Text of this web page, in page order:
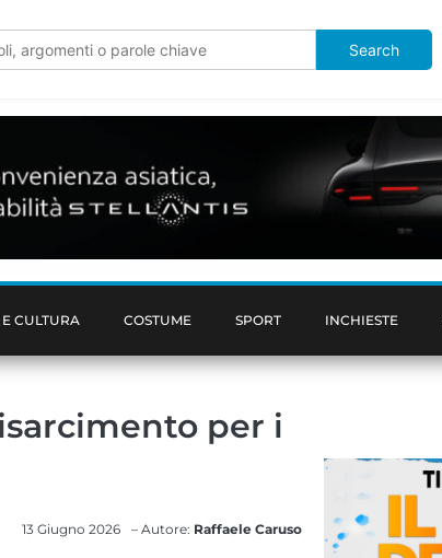
CULTURA COSTUME SPORT INCHIESTE
per i
13 Giugno 2026 – Autore: Raffaele Caruso